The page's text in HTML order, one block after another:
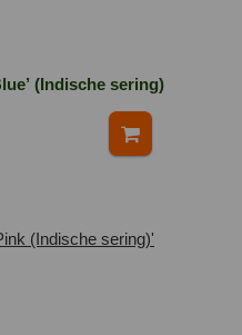
(Indische sering)